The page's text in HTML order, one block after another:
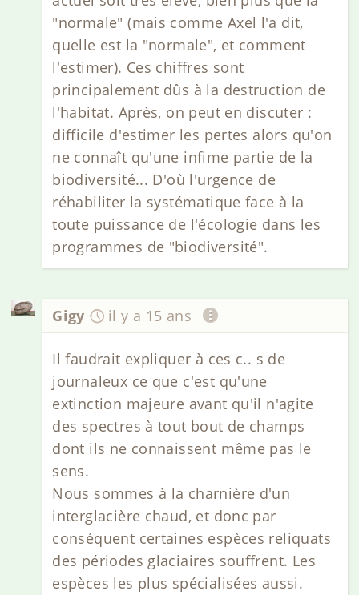
"normale" (mais comme Axel l'a dit,
quelle est la "normale", et comment
l'estimer). Ces chiffres sont
principalement dûs à la destruction de
l'habitat. Après, on peut en discuter :
difficile d'estimer les pertes alors qu'on
ne connaît qu'une infime partie de la
biodiversité... D'où l'urgence de
réhabiliter la systématique face à la
toute puissance de l'écologie dans les
programmes de "biodiversité".
Gigy il y a 15 ans
Il faudrait expliquer à ces c.. s de
journaleux ce que c'est qu'une
extinction majeure avant qu'il n'agite
des spectres à tout bout de champs
dont ils ne connaissent même pas le
sens.
Nous sommes à la charnière d'un
interglacière chaud, et donc par
conséquent certaines espèces reliquats
des périodes glaciaires souffrent. Les
espèces les plus spécialisées aussi.